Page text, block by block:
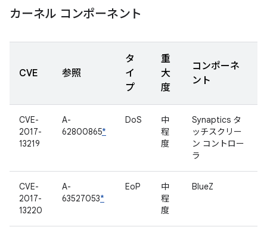
カーネル コンポーネント
CVE 参照
タ
イ
プ
重
大
度
コンポーネ
ント
CVE-
2017-
13219
A-
62800865*
DoS
中
程
度
Synaptics タ
ッチスクリー
ン コントロー
ラ
CVE-
2017-
13220
A-
63527053*
EoP
中
程
度
BlueZ